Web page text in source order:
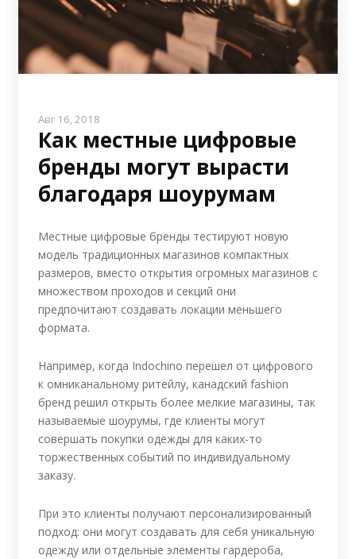
Авг 16, 2018
Как местные цифровые
бренды могут вырасти
благодаря шоурумам
Местные цифровые бренды тестируют новую
модель традиционных магазинов компактных
размеров, вместо открытия огромных магазинов с
множеством проходов и секций они
предпочитают создавать локации меньшего
формата.
Например, когда Indochino перешел от цифрового
к омниканальному ритейлу, канадский fashion
бренд решил открыть более мелкие магазины, так
называемые шоурумы, где клиенты могут
совершать покупки одежды для каких-то
торжественных событий по индивидуальному
заказу.
При это клиенты получают персонализированный
подход: они могут создавать для себя уникальную
одежду или отдельные элементы гардероба,